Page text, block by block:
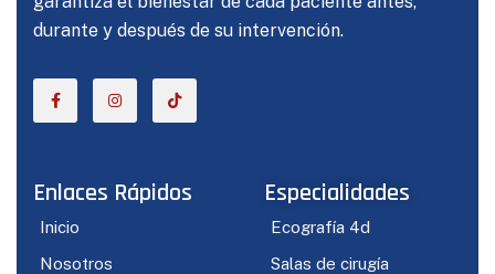
durante y después de su intervención.
Enlaces Rápidos
Inicio
Nosotros
Especialidades
Ecografía 4d
Salas de cirugía